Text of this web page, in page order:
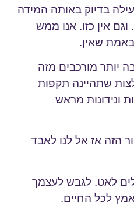
בדיוק באותה המידה
אין כזו. אנו ממש
שאין.
יותר מורכבים מזה
שתהיינה תקפות
ונידונות מראש
הזה אז אל לנו לאבד
לאט. לגבש לעצמך
לכל החיים.